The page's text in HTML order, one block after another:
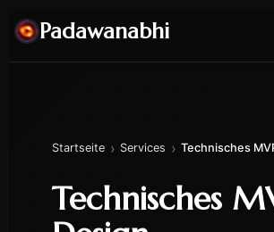
Padawanabhi
Startseite › Services › Technisches
Technisches